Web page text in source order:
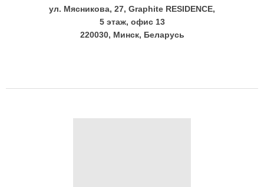
ул. Мясникова, 27, Graphite RESIDENCE,
5 этаж, офис 13
220030, Минск, Беларусь